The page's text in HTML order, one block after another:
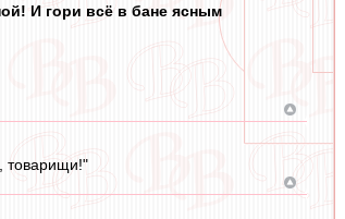
И гори всё в бане ясным
товарищи!"